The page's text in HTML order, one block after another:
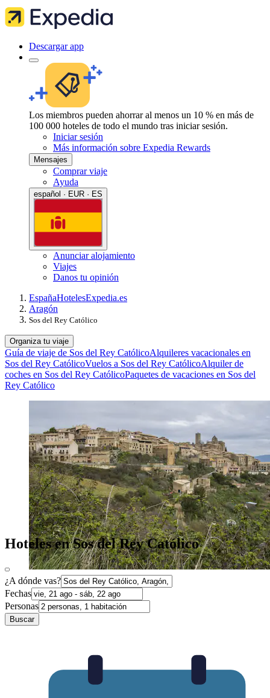
Descargar app
Los miembros pueden ahorrar al menos un 10 % en más de
100 000 hoteles de todo el mundo tras iniciar sesión.
Iniciar sesión
Más información sobre Expedia Rewards
Mensajes
Comprar viaje
Ayuda
español · EUR · ES
Anunciar alojamiento
Viajes
Danos tu opinión
EspañaHotelesExpedia.es
Aragón
Sos del Rey Católico
Organiza tu viaje
Guía de viaje de Sos del Rey CatólicoAlquileres vacacionales en
Sos del Rey CatólicoVuelos a Sos del Rey CatólicoAlquiler de
coches en Sos del Rey CatólicoPaquetes de vacaciones en Sos del
Rey Católico
Hoteles en Sos del Rey Católico
¿A dónde vas?
Fechas
Personas
Buscar